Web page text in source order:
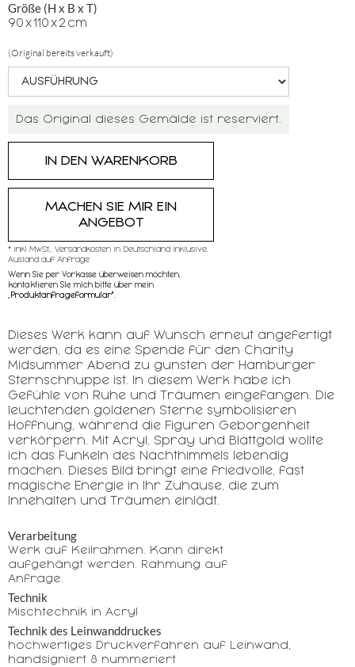
Größe (H x B x T)
90x110x2 cm
(Original bereits verkauft)
Das Original dieses Gemälde ist reserviert.
MACHEN SIE MIR EIN
ANGEBOT
* inkl MwSt,, Versandkosten in Deutschland inklusive,
Ausland auf Anfrage
Wenn Sie per Vorkasse überweisen möchten,
kontaktieren SIe mich bitte über mein
Produktanfrageformular"
Dieses Werk kann auf Wunsch erneut angefertigt
werden, da es eine Spende für den Charity
Midsummer Abend zu gunsten der Hamburger
Sternschnuppe ist. In diesem Werk habe ich
Gefühle von Ruhe und Träumen eingefangen. Die
leuchtenden goldenen Sterne symbolisieren
Hoffnung, während die Figuren Geborgenheit
verkörpern. Mit Acryl, Spray und Blattgold wollte
ich das Funkeln des Nachthimmels lebendig
machen. Dieses Bild bringt eine friedvolle, fast
magische Energie in Ihr Zuhause, die zum
Innehalten und Träumen einlädt.
Verarbeitung
Werk auf Keilrahmen. Kann direkt
aufgehängt werden. Rahmung auf
Anfrage.
Technik
Mischtechnik in Acryl
Technik des Leinwanddruckes
hochwertiges Druckverfahren auf Leinwand,
handsigniert & nummeriert